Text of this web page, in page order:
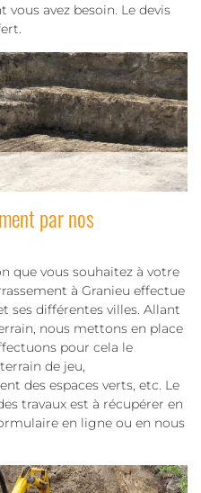
vous avez besoin. Le devis
par nos
que vous souhaitez à votre
à Granieu effectue
ses différentes villes. Allant
nous mettons en place
pour cela le
de jeu,
des espaces verts, etc. Le
travaux est à récupérer en
en ligne ou en nous